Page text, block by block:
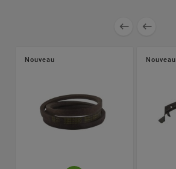
 
Nouveau Nouveau